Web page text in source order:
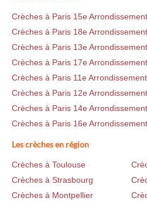
Crèches à Paris 15e Arrondissement
Crèches à Paris 18e Arrondissement
Crèches à Paris 13e Arrondissement
Crèches à Paris 17e Arrondissement
Crèches à Paris 11e Arrondissement
Crèches à Paris 12e Arrondissement
Crèches à Paris 14e Arrondissement
Crèches à Paris 16e Arrondissement
Les crèches en région
Crèches à Toulouse
Crèches à Strasbourg
Crèches à Montpellier